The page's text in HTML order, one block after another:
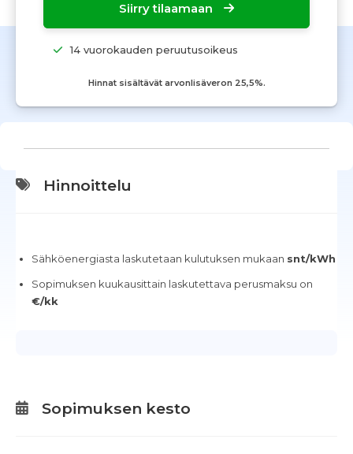
Siirry tilaamaan
14 vuorokauden peruutusoikeus
Hinnat sisältävät arvonlisäveron 25,5%.
Hinnoittelu
Sähköenergiasta laskutetaan kulutuksen mukaan snt/kWh
Sopimuksen kuukausittain laskutettava perusmaksu on
€/kk
Sopimuksen kesto